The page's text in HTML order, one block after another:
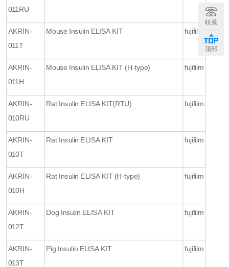
011RU
AKRIN-
011T
Mouse Insulin ELISA KIT fujifilm
AKRIN-
011H
Mouse Insulin ELISA KIT (H-type) fujifilm
AKRIN-
010RU
Rat Insulin ELISA KIT(RTU) fujifilm
AKRIN-
010T
Rat Insulin ELISA KIT fujifilm
AKRIN-
010H
Rat Insulin ELISA KIT (H-type) fujifilm
AKRIN-
012T
Dog Insulin ELISA KIT fujifilm
AKRIN-
013T
Pig Insulin ELISA KIT fujifilm
联系
顶部